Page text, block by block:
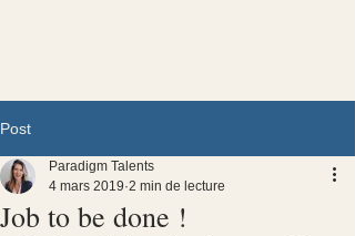
Post
Job to be done !
Paradigm Talents
4 mars 2019 2 min de lecture